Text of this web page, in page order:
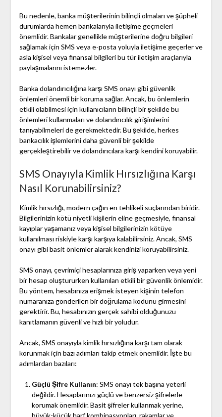
Bu nedenle, banka müşterilerinin bilinçli olmaları ve şüpheli
durumlarda hemen bankalarıyla iletişime geçmeleri
önemlidir. Bankalar genellikle müşterilerine doğru bilgileri
sağlamak için SMS veya e-posta yoluyla iletişime geçerler ve
asla kişisel veya finansal bilgileri bu tür iletişim araçlarıyla
paylaşmalarını istemezler.
Banka dolandırıcılığına karşı SMS onayı gibi güvenlik
önlemleri önemli bir koruma sağlar. Ancak, bu önlemlerin
etkili olabilmesi için kullanıcıların bilinçli bir şekilde bu
önlemleri kullanmaları ve dolandırıcılık girişimlerini
tanıyabilmeleri de gerekmektedir. Bu şekilde, herkes
bankacılık işlemlerini daha güvenli bir şekilde
gerçekleştirebilir ve dolandırıcılara karşı kendini koruyabilir.
SMS Onayıyla Kimlik Hırsızlığına Karşı
Nasıl Korunabilirsiniz?
Kimlik hırsızlığı, modern çağın en tehlikeli suçlarından biridir.
Bilgilerinizin kötü niyetli kişilerin eline geçmesiyle, finansal
kayıplar yaşamanız veya kişisel bilgilerinizin kötüye
kullanılması riskiyle karşı karşıya kalabilirsiniz. Ancak, SMS
onayı gibi basit önlemler alarak kendinizi koruyabilirsiniz.
SMS onayı, çevrimiçi hesaplarınıza giriş yaparken veya yeni
bir hesap oluştururken kullanılan etkili bir güvenlik önlemidir.
Bu yöntem, hesabınıza erişmek isteyen kişinin telefon
numaranıza gönderilen bir doğrulama kodunu girmesini
gerektirir. Bu, hesabınızın gerçek sahibi olduğunuzu
kanıtlamanın güvenli ve hızlı bir yoludur.
Ancak, SMS onayıyla kimlik hırsızlığına karşı tam olarak
korunmak için bazı adımları takip etmek önemlidir. İşte bu
adımlardan bazıları:
Güçlü Şifre Kullanın: SMS onayı tek başına yeterli
değildir. Hesaplarınızı güçlü ve benzersiz şifrelerle
korumak önemlidir. Basit şifreler kullanmak yerine,